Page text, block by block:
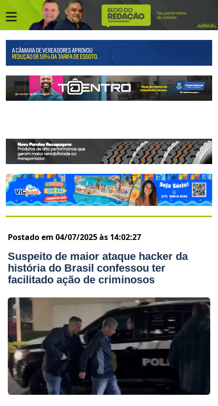
Postado em 04/07/2025 às 14:02:27
Suspeito de maior ataque hacker da
história do Brasil confessou ter
facilitado ação de criminosos